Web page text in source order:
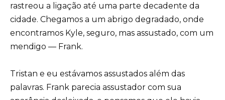
rastreou a ligação até uma parte decadente da
cidade. Chegamos a um abrigo degradado, onde
encontramos Kyle, seguro, mas assustado, com um
mendigo — Frank.
Tristan e eu estávamos assustados além das
palavras. Frank parecia assustador com sua